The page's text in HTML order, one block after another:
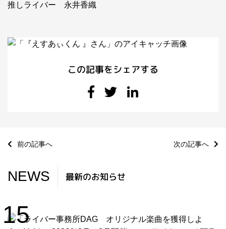
推しライバー 永井香織
この記事をシェアする
前の記事へ 次の記事へ
NEWS 最新のお知らせ
15